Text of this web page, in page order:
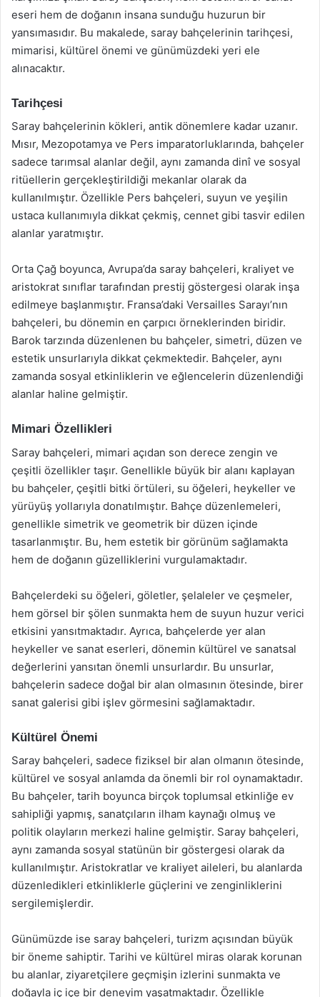
eseri hem de doğanın insana sunduğu huzurun bir
yansımasıdır. Bu makalede, saray bahçelerinin tarihçesi,
mimarisi, kültürel önemi ve günümüzdeki yeri ele
alınacaktır.
Tarihçesi
Saray bahçelerinin kökleri, antik dönemlere kadar uzanır.
Mısır, Mezopotamya ve Pers imparatorluklarında, bahçeler
sadece tarımsal alanlar değil, aynı zamanda dinî ve sosyal
ritüellerin gerçekleştirildiği mekanlar olarak da
kullanılmıştır. Özellikle Pers bahçeleri, suyun ve yeşilin
ustaca kullanımıyla dikkat çekmiş, cennet gibi tasvir edilen
alanlar yaratmıştır.
Orta Çağ boyunca, Avrupa’da saray bahçeleri, kraliyet ve
aristokrat sınıflar tarafından prestij göstergesi olarak inşa
edilmeye başlanmıştır. Fransa’daki Versailles Sarayı’nın
bahçeleri, bu dönemin en çarpıcı örneklerinden biridir.
Barok tarzında düzenlenen bu bahçeler, simetri, düzen ve
estetik unsurlarıyla dikkat çekmektedir. Bahçeler, aynı
zamanda sosyal etkinliklerin ve eğlencelerin düzenlendiği
alanlar haline gelmiştir.
Mimari Özellikleri
Saray bahçeleri, mimari açıdan son derece zengin ve
çeşitli özellikler taşır. Genellikle büyük bir alanı kaplayan
bu bahçeler, çeşitli bitki örtüleri, su öğeleri, heykeller ve
yürüyüş yollarıyla donatılmıştır. Bahçe düzenlemeleri,
genellikle simetrik ve geometrik bir düzen içinde
tasarlanmıştır. Bu, hem estetik bir görünüm sağlamakta
hem de doğanın güzelliklerini vurgulamaktadır.
Bahçelerdeki su öğeleri, göletler, şelaleler ve çeşmeler,
hem görsel bir şölen sunmakta hem de suyun huzur verici
etkisini yansıtmaktadır. Ayrıca, bahçelerde yer alan
heykeller ve sanat eserleri, dönemin kültürel ve sanatsal
değerlerini yansıtan önemli unsurlardır. Bu unsurlar,
bahçelerin sadece doğal bir alan olmasının ötesinde, birer
sanat galerisi gibi işlev görmesini sağlamaktadır.
Kültürel Önemi
Saray bahçeleri, sadece fiziksel bir alan olmanın ötesinde,
kültürel ve sosyal anlamda da önemli bir rol oynamaktadır.
Bu bahçeler, tarih boyunca birçok toplumsal etkinliğe ev
sahipliği yapmış, sanatçıların ilham kaynağı olmuş ve
politik olayların merkezi haline gelmiştir. Saray bahçeleri,
aynı zamanda sosyal statünün bir göstergesi olarak da
kullanılmıştır. Aristokratlar ve kraliyet aileleri, bu alanlarda
düzenledikleri etkinliklerle güçlerini ve zenginliklerini
sergilemişlerdir.
Günümüzde ise saray bahçeleri, turizm açısından büyük
bir öneme sahiptir. Tarihi ve kültürel miras olarak korunan
bu alanlar, ziyaretçilere geçmişin izlerini sunmakta ve
doğayla iç içe bir deneyim yaşatmaktadır. Özellikle